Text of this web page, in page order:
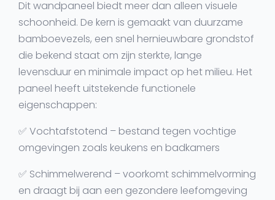
Dit wandpaneel biedt meer dan alleen visuele
schoonheid. De kern is gemaakt van duurzame
bamboevezels, een snel hernieuwbare grondstof
die bekend staat om zijn sterkte, lange
levensduur en minimale impact op het milieu. Het
paneel heeft uitstekende functionele
eigenschappen:
✅ Vochtafstotend – bestand tegen vochtige
omgevingen zoals keukens en badkamers
✅ Schimmelwerend – voorkomt schimmelvorming
en draagt bij aan een gezondere leefomgeving